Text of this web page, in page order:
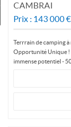
Mon compte
CAMBRAI
Prix : 143 000
Terrrain de camping
Opportunité Unique !
immense potentiel -